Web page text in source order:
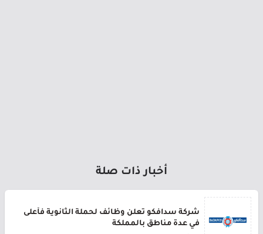
أخبار ذات صلة
شركة سدافكو تعلن وظائف لحملة الثانوية فأعلى
في عدة مناطق بالمملكة